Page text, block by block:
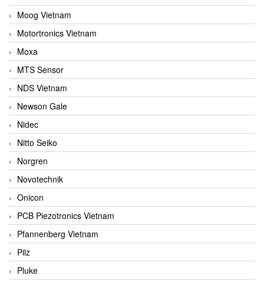
Moog Vietnam
Motortronics Vietnam
Moxa
MTS Sensor
NDS Vietnam
Newson Gale
Nidec
Nitto Seiko
Norgren
Novotechnik
Onicon
PCB Piezotronics Vietnam
Pfannenberg Vietnam
Pilz
Pluke